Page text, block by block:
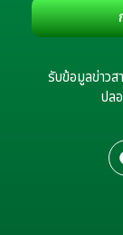
รับข้อมูลข่าวส
ปล